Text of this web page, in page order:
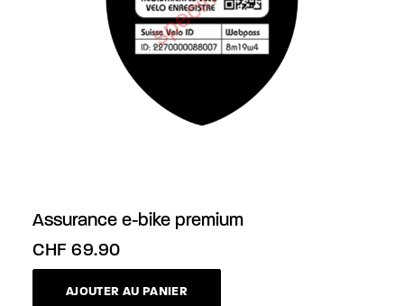
Assurance e-bike premium
CHF 69.90
AJOUTER AU PANIER